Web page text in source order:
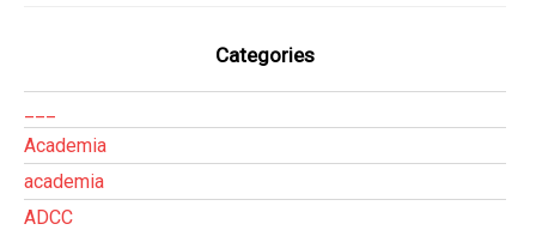
Categories
Academia
academia
ADCC